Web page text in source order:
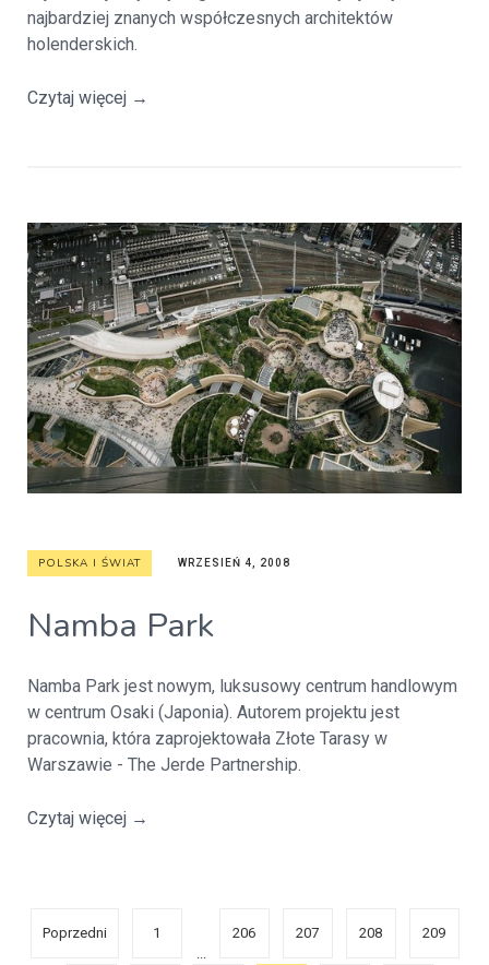
najbardziej znanych współczesnych architektów
holenderskich.
Czytaj więcej →
POLSKA I ŚWIAT WRZESIEŃ 4, 2008
Namba Park
Namba Park jest nowym, luksusowy centrum handlowym
w centrum Osaki (Japonia). Autorem projektu jest
pracownia, która zaprojektowała Złote Tarasy w
Warszawie - The Jerde Partnership.
Czytaj więcej →
Poprzedni
1
206 207 208 209